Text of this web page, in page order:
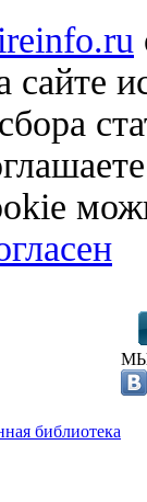
сайте
библиотека